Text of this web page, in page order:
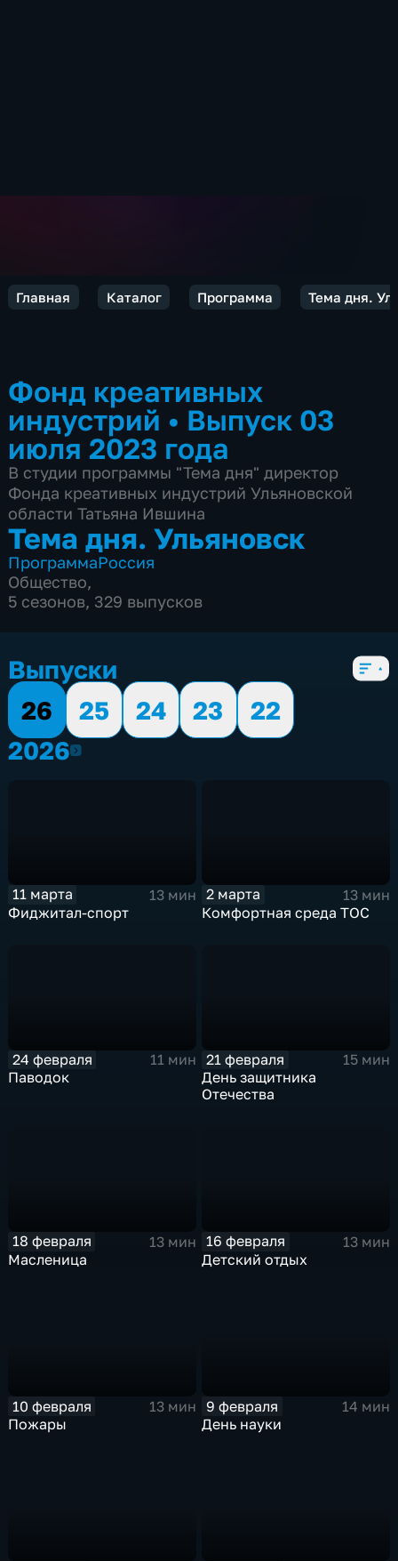
Главная Каталог Программа Тема дня.
Фонд креативных
индустрий • Выпуск 03
июля 2023 года
В студии программы "Тема дня" директор
Фонда креативных индустрий Ульяновской
области Татьяна Ившина
Тема дня. Ульяновск
ПрограммаРоссия
Общество,
5 сезонов, 329 выпусков
Выпуски
26
25 24 23
22
20262026
11 марта
13 мин
Фиджитал-спорт
2 марта
13 мин
Комфортная среда ТОС
24 февраля
11 мин
Паводок
21 февраля
15 мин
День защитника
Отечества
18 февраля
13 мин
Масленица
16 февраля
13 мин
Детский отдых
10 февраля
13 мин
Пожары
9 февраля
14 мин
День науки